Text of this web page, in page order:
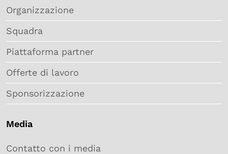
Organizzazione
Squadra
Piattaforma partner
Offerte di lavoro
Sponsorizzazione
Media
Contatto con i media